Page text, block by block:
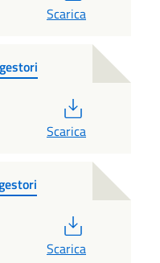
Scarica
Scarica
Scarica